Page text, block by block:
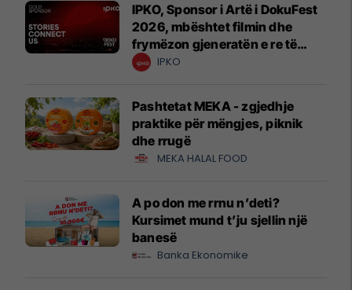
IPKO, Sponsor i Artë i DokuFest
2026, mbështet filmin dhe
frymëzon gjeneratën e re të
krijuesve
IPKO
Pashtetat MEKA - zgjedhje
praktike për mëngjes, piknik
dhe rrugë
MEKA HALAL FOOD
A po don me rrnu n’deti?
Kursimet mund t’ju sjellin një
banesë
Banka Ekonomike